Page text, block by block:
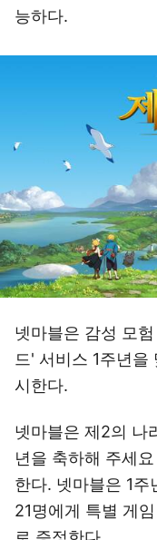
능하다.
넷마블은 감성 모
드' 서비스 1주년을
시한다.
넷마블은 제2의 나
년을 축하해 주세
한다. 넷마블은 1
21명에게 특별 게